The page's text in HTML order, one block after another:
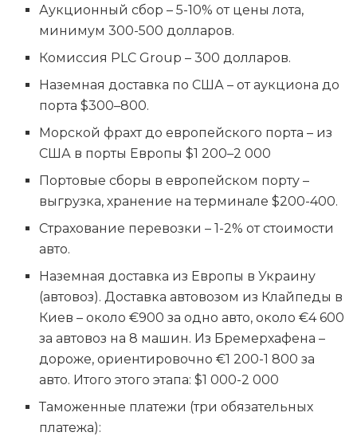
Аукционный сбор – 5-10% от цены лота,
минимум 300-500 долларов.
Комиссия PLC Group – 300 долларов.
Наземная доставка по США – от аукциона до
порта $300–800.
Морской фрахт до европейского порта – из
США в порты Европы $1 200–2 000
Портовые сборы в европейском порту –
выгрузка, хранение на терминале $200-400.
Страхование перевозки – 1-2% от стоимости
авто.
Наземная доставка из Европы в Украину
(автовоз). Доставка автовозом из Клайпеды в
Киев – около €900 за одно авто, около €4 600
за автовоз на 8 машин. Из Бремерхафена –
дороже, ориентировочно €1 200-1 800 за
авто. Итого этого этапа: $1 000-2 000
Таможенные платежи (три обязательных
платежа):